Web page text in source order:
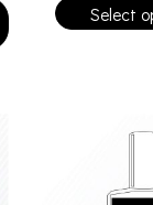
Select